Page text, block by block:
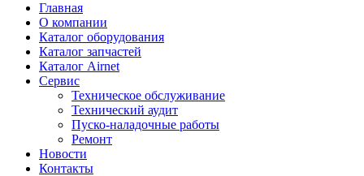
Главная
О компании
Каталог оборудования
Каталог запчастей
Каталог Airnet
Сервис
Техническое обслуживание
Технический аудит
Пуско-наладочные работы
Ремонт
Новости
Контакты